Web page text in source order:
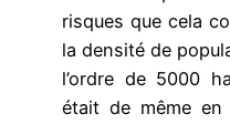
risques que cela
la densité de
l’ordre de 5000
était de même en